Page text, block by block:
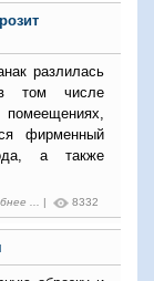
разлилась
том числе
фирменный
а также
... | 8332